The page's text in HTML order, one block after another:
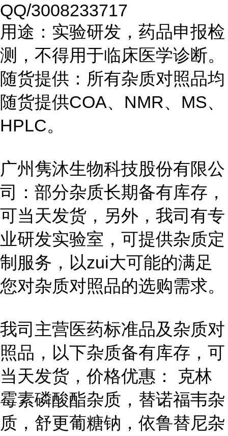
QQ/3008233717
用途：实验研发，药品申报检
测，不得用于临床医学诊断。
随货提供：所有杂质对照品均
随货提供COA、NMR、MS、
HPLC。
广州隽沐生物科技股份有限公
司：部分杂质长期备有库存，
可当天发货，另外，我司有专
业研发实验室，可提供杂质定
制服务，以zui大可能的满足
您对杂质对照品的选购需求。
我司主营医药标准品及杂质对
照品，以下杂质备有库存，可
当天发货，价格优惠： 克林
霉素磷酸酯杂质，替诺福韦杂
质，舒更葡糖钠，依鲁替尼杂